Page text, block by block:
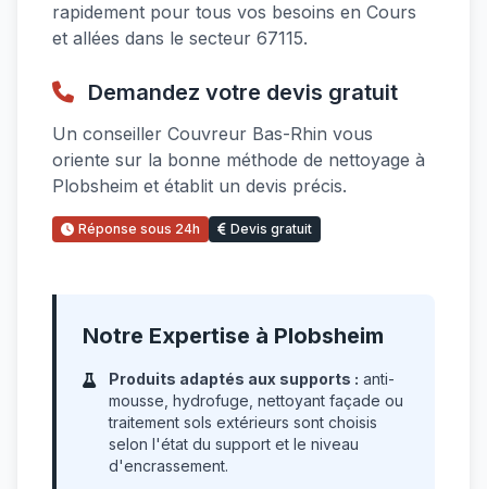
rapidement pour tous vos besoins en Cours
et allées dans le secteur 67115.
Demandez votre devis gratuit
Un conseiller Couvreur Bas-Rhin vous
oriente sur la bonne méthode de nettoyage à
Plobsheim et établit un devis précis.
Réponse sous 24h Devis gratuit
Notre Expertise à Plobsheim
Produits adaptés aux supports : anti-
mousse, hydrofuge, nettoyant façade ou
traitement sols extérieurs sont choisis
selon l'état du support et le niveau
d'encrassement.